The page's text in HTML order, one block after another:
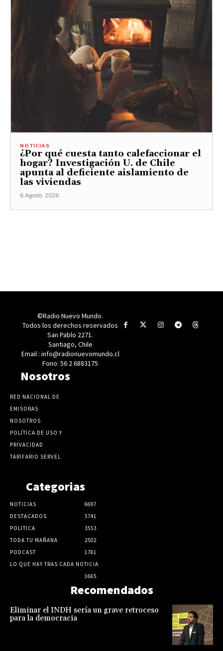
NOTICIAS
¿Por qué cuesta tanto calefaccionar el
hogar? Investigación U. de Chile
apunta al deficiente aislamiento de
las viviendas
6 Agosto, 2026
©Radio Nuevo Mundo.
Todos los derechos reservados
San Pablo 2271.
Santiago, Chile
Email : info@radionuevomundo.cl
Fono: 56 2 6883175
Nosotros
RED NACIONAL DE
EMISORAS
NOSOTROS
POLÍTICA DE USO Y
PRIVACIDAD
TARIFARIO SERVEL
Categorias
NOTICIAS
6697
DESTACADOS
5741
POLITICA
3553
TODA TU MAÑANA
2502
PODCAST
1781
LO QUE HAY TRAS CADA NOTICIA
1665
Recomendados
Eliminar el INDH sería un grave retroceso
para la democracia